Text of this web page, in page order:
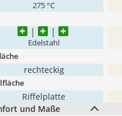
275 °C
Edelstahl
rechteckig
Riffelplatte
und Maße